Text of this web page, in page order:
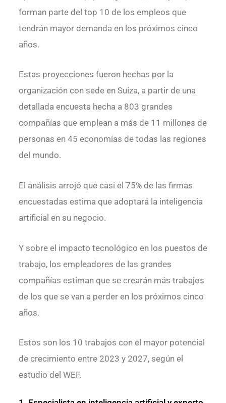
forman parte del top 10 de los empleos que
tendrán mayor demanda en los próximos cinco
años.
Estas proyecciones fueron hechas por la
organización con sede en Suiza, a partir de una
detallada encuesta hecha a 803 grandes
compañías que emplean a más de 11 millones de
personas en 45 economías de todas las regiones
del mundo.
El análisis arrojó que casi el 75% de las firmas
encuestadas estima que adoptará la inteligencia
artificial en su negocio.
Y sobre el impacto tecnológico en los puestos de
trabajo, los empleadores de las grandes
compañías estiman que se crearán más trabajos
de los que se van a perder en los próximos cinco
años.
Estos son los 10 trabajos con el mayor potencial
de crecimiento entre 2023 y 2027, según el
estudio del WEF.